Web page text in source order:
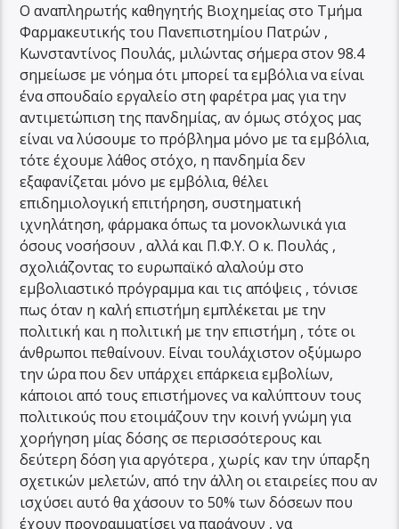
Ο αναπληρωτής καθηγητής Βιοχημείας στο Τμήμα
Φαρμακευτικής του Πανεπιστημίου Πατρών ,
Κωνσταντίνος Πουλάς, μιλώντας σήμερα στον 98.4
σημείωσε με νόημα ότι μπορεί τα εμβόλια να είναι
ένα σπουδαίο εργαλείο στη φαρέτρα μας για την
αντιμετώπιση της πανδημίας, αν όμως στόχος μας
είναι να λύσουμε το πρόβλημα μόνο με τα εμβόλια,
τότε έχουμε λάθος στόχο, η πανδημία δεν
εξαφανίζεται μόνο με εμβόλια, θέλει
επιδημιολογική επιτήρηση, συστηματική
ιχνηλάτηση, φάρμακα όπως τα μονοκλωνικά για
όσους νοσήσουν , αλλά και Π.Φ.Υ. Ο κ. Πουλάς ,
σχολιάζοντας το ευρωπαϊκό αλαλούμ στο
εμβολιαστικό πρόγραμμα και τις απόψεις , τόνισε
πως όταν η καλή επιστήμη εμπλέκεται με την
πολιτική και η πολιτική με την επιστήμη , τότε οι
άνθρωποι πεθαίνουν. Είναι τουλάχιστον οξύμωρο
την ώρα που δεν υπάρχει επάρκεια εμβολίων,
κάποιοι από τους επιστήμονες να καλύπτουν τους
πολιτικούς που ετοιμάζουν την κοινή γνώμη για
χορήγηση μίας δόσης σε περισσότερους και
δεύτερη δόση για αργότερα , χωρίς καν την ύπαρξη
σχετικών μελετών, από την άλλη οι εταιρείες που αν
ισχύσει αυτό θα χάσουν το 50% των δόσεων που
έχουν προγραμματίσει να παράγουν , να